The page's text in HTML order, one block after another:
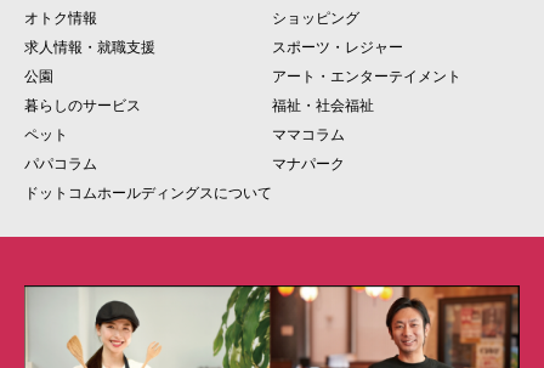
オトク情報
ショッピング
求人情報・就職支援
スポーツ・レジャー
公園
アート・エンターテイメント
暮らしのサービス
福祉・社会福祉
ペット
ママコラム
パパコラム
マナパーク
ドットコムホールディングスについて